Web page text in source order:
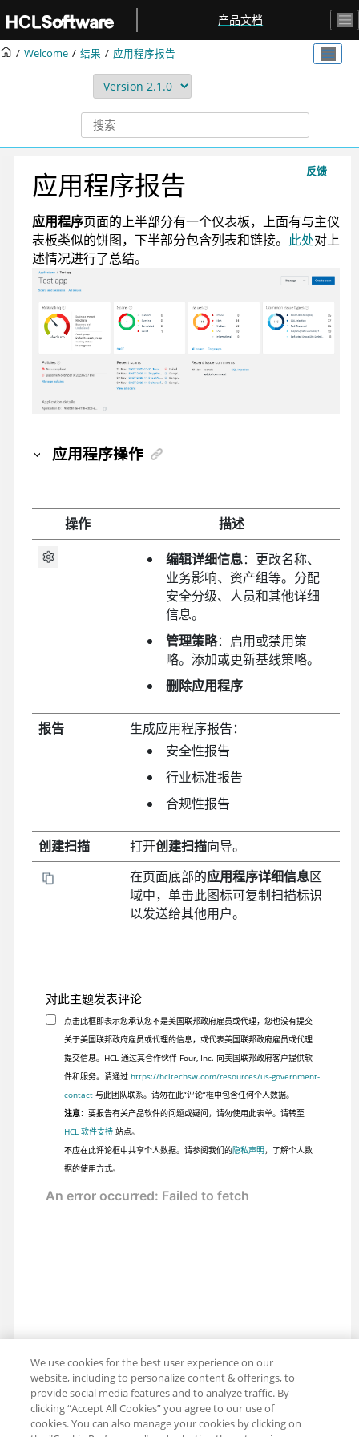
产品文档
Welcome 结果 应用程序报告
反馈
应用程序报告
应用程序页面的上半部分有一个仪表板，上面有与主仪
表板类似的饼图，下半部分包含列表和链接。 此处对上
述情况进行了总结。
应用程序操作
操作
描述
编辑详细信息：更改名称、
业务影响、资产组等。分配
安全分级、人员和其他详细
信息。
管理策略：启用或禁用策
略。添加或更新基线策略。
删除应用程序
报告
生成应用程序报告：
安全性报告
行业标准报告
合规性报告
创建扫描 打开创建扫描向导。
在页面底部的应用程序详细信息区
域中，单击此图标可复制扫描标识
以发送给其他用户。
对此主题发表评论
点击此框即表示您承认您不是美国联邦政府雇员或代理，您也没有提交
关于美国联邦政府雇员或代理的信息，或代表美国联邦政府雇员或代理
提交信息。HCL 通过其合作伙伴 Four, Inc. 向美国联邦政府客户提供软
件和服务。请通过 https://hcltechsw.com/resources/us-government-
contact与此团队联系。请勿在此“评论”框中包含任何个人数据。
注意： 要报告有关产品软件的问题或疑问，请勿使用此表单。请转至
HCL 软件支持站点。
不应在此评论框中共享个人数据。请参阅我们的隐私声明，了解个人数
据的使用方式。
We use cookies for the best user experience on our
website, including to personalize content & offerings, to
provide social media features and to analyze traffic. By
clicking “Accept All Cookies” you agree to our use of
cookies. You can also manage your cookies by clicking on